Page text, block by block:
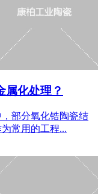
属化处理？
部分氧化锆陶瓷结
常用的工程...